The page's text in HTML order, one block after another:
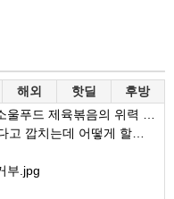
해외 핫딜 후방
드 제육볶음의 위력 ㅋㅋ
깝치는데 어떻게 할까요?
부.jpg